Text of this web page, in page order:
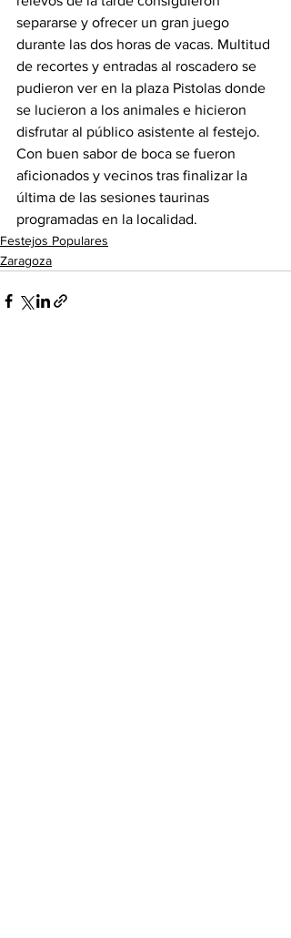
separarse y ofrecer un gran juego
durante las dos horas de vacas. Multitud
de recortes y entradas al roscadero se
pudieron ver en la plaza Pistolas donde
se lucieron a los animales e hicieron
disfrutar al público asistente al festejo.
Con buen sabor de boca se fueron
aficionados y vecinos tras finalizar la
última de las sesiones taurinas
programadas en la localidad.
Festejos Populares
Zaragoza